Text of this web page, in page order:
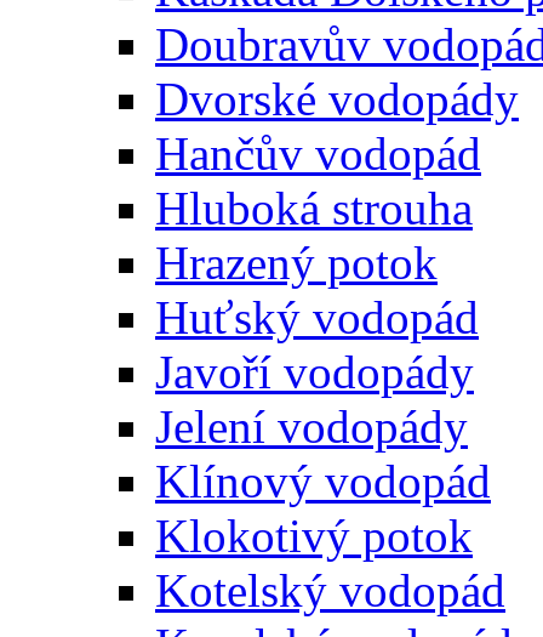
Doubravův
Dvorské vodopády
Hančův vodopád
Hluboká strouha
Hrazený potok
Huťský vodopád
Javoří vodopády
Jelení vodopády
Klínový vodopád
Klokotivý potok
Kotelský vodopád